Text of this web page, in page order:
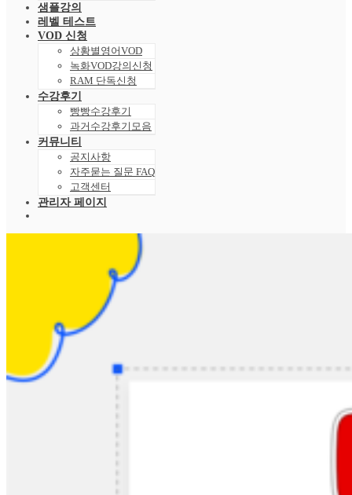
샘플강의
레벨 테스트
VOD 신청
상황별영어VOD
녹화VOD강의신청
RAM 단독신청
수강후기
빵빵수강후기
과거수강후기모음
커뮤니티
공지사항
자주묻는 질문 FAQ
고객센터
관리자 페이지